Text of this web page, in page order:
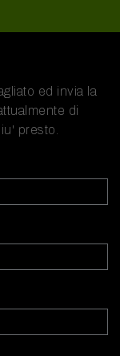
ed invia la
di
presto.